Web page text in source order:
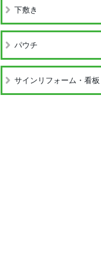
下敷き
パウチ
サインリフォーム・看板